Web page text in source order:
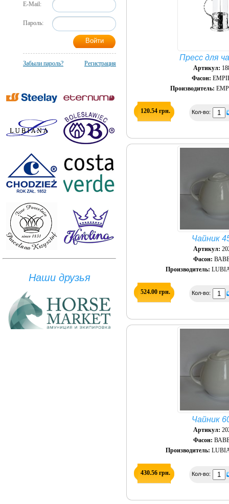
E-Mail:
Пароль:
Забыли пароль? Регистрация
Наши друзья
Пресс для
Артикул:
Фасон:
Производитель:
120.54 грн. Кол-во:
Чайник
Артикул:
Фасон:
Производитель:
524.00 грн. Кол-во:
Чайник
Артикул:
Фасон:
Производитель:
430.56 грн. Кол-во: